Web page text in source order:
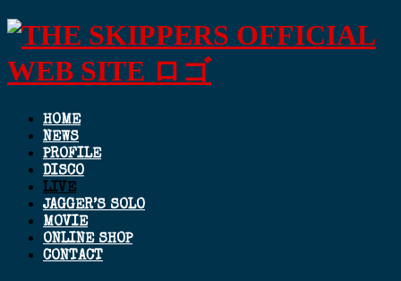
HOME
NEWS
PROFILE
DISCO
LIVE
JAGGER’S SOLO
MOVIE
ONLINE SHOP
CONTACT